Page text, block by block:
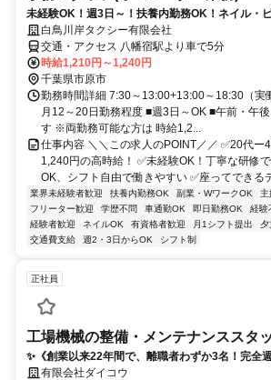
未経験OK！週3日～！扶養内勤務OK！ネイル・
白鳥川岸タクシー有限会社
交通・アクセス 八幡宿駅より車で5分
時給1,210円～1,240円
千葉県市原市
勤務時間詳細 7:30～13:00+13:00～18:30（実
月12～20日勤務程度 ■週3日～OK ■午前・午
す ※両勤務可能な方は 時給1,2...
仕事内容 ＼＼この求人のPOINT／／ ✅20代ー
1,240円の高時給！ ✅未経験OK！丁寧な研修
OK、シフト自由で働きやすい ✅座ってできる
業界未経験者歓迎 扶養内勤務OK 副業・WワークOK
フリーター歓迎
学歴不問 車通勤OK 即日勤務OK 経験
経験者歓迎
ネイルOK 有資格者歓迎 月1シフト提出 夕
交通費支給
週2・3日からOK シフト制
正社員
工場機械の整備・メンテナンススタ
✨《創業以来22年間で、離職者わずか3名！完全
生・待遇、人間関係、プライベート充実！「社員
有限会社ダイコウ